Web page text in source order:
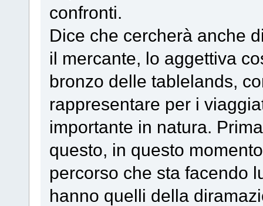
confronti.
Dice che cercherà anche
il mercante, lo aggettiva
bronzo delle tablelands,
rappresentare per i
importante in natura.
questo, in questo
percorso che sta facendo
hanno quelli della